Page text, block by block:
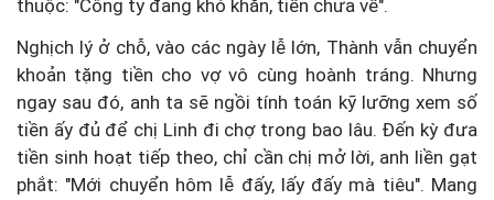
thuộc: "Công ty đang khó khăn, tiền chưa về".
Nghịch lý ở chỗ, vào các ngày lễ lớn, Thành vẫn chuyển
khoản tặng tiền cho vợ vô cùng hoành tráng. Nhưng
ngay sau đó, anh ta sẽ ngồi tính toán kỹ lưỡng xem số
tiền ấy đủ để chị Linh đi chợ trong bao lâu. Đến kỳ đưa
tiền sinh hoạt tiếp theo, chỉ cần chị mở lời, anh liền gạt
phắt: "Mới chuyển hôm lễ đấy, lấy đấy mà tiêu". Mang